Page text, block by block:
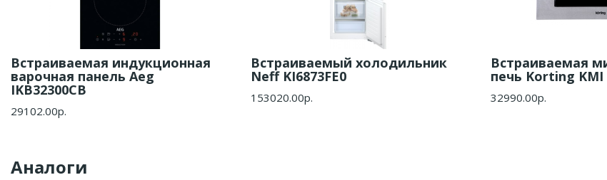
Встраиваемая индукционная
варочная панель Aeg
IKB32300CB
29102.00р.
Встраиваемый холодильник
Neff KI6873FE0
153020.00р.
Встраиваемая
печь Korting KMI
32990.00р.
Аналоги